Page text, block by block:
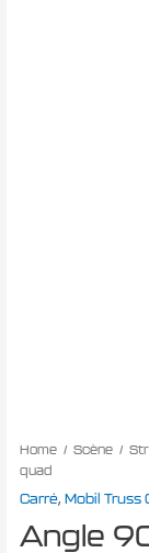
Home /Scène /
quad
Carré,Mobil Truss
Angle